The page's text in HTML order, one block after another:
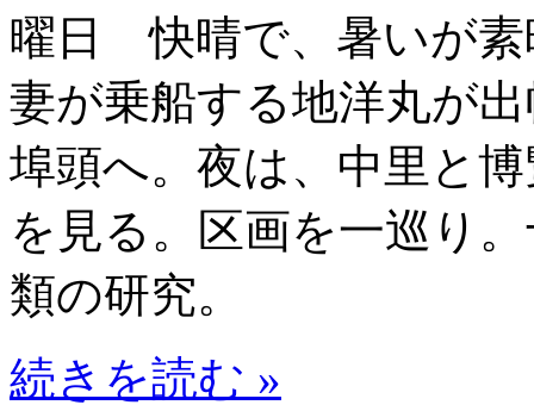
曜日 快晴で、暑いが素
妻が乗船する地洋丸が
埠頭へ。夜は、中里と
を見る。区画を一巡り
類の研究。
続きを読む »